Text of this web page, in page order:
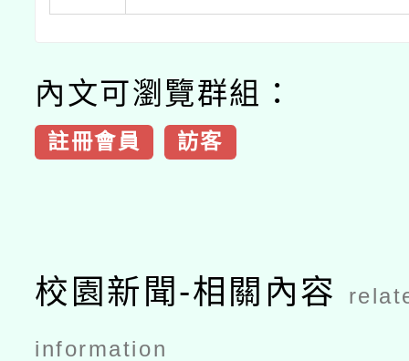
內文可瀏覽群組：
註冊會員 訪客
校園新聞-相關內容
information